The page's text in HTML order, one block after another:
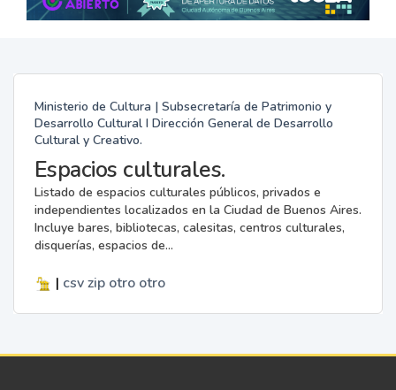
Ministerio de Cultura | Subsecretaría de Patrimonio y
Desarrollo Cultural I Dirección General de Desarrollo
Cultural y Creativo.
Espacios culturales.
Listado de espacios culturales públicos, privados e
independientes localizados en la Ciudad de Buenos Aires.
Incluye bares, bibliotecas, calesitas, centros culturales,
disquerías, espacios de...
| csv zip otro otro